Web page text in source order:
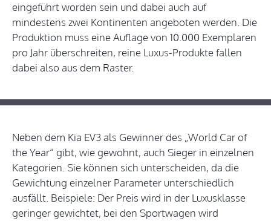
eingeführt worden sein und dabei auch auf
mindestens zwei Kontinenten angeboten werden. Die
Produktion muss eine Auflage von 10.000 Exemplaren
pro Jahr überschreiten, reine Luxus-Produkte fallen
dabei also aus dem Raster.
Neben dem Kia EV3 als Gewinner des „World Car of
the Year“ gibt, wie gewohnt, auch Sieger in einzelnen
Kategorien. Sie können sich unterscheiden, da die
Gewichtung einzelner Parameter unterschiedlich
ausfällt. Beispiele: Der Preis wird in der Luxusklasse
geringer gewichtet, bei den Sportwagen wird